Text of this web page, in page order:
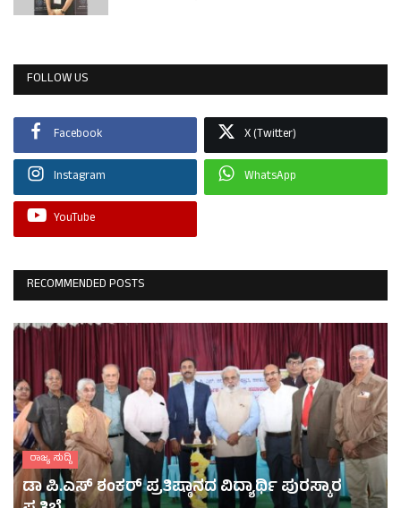
FOLLOW US
Facebook X (Twitter)
Instagram WhatsApp
YouTube
RECOMMENDED POSTS
ರಾಜ್ಯ ಸುದ್ದಿ
ಡಾ ಪಿ.ಎಸ್ ಶಂಕರ್ ಪ್ರತಿಷ್ಠಾನದ ವಿದ್ಯಾರ್ಥಿ ಪುರಸ್ಕಾರ